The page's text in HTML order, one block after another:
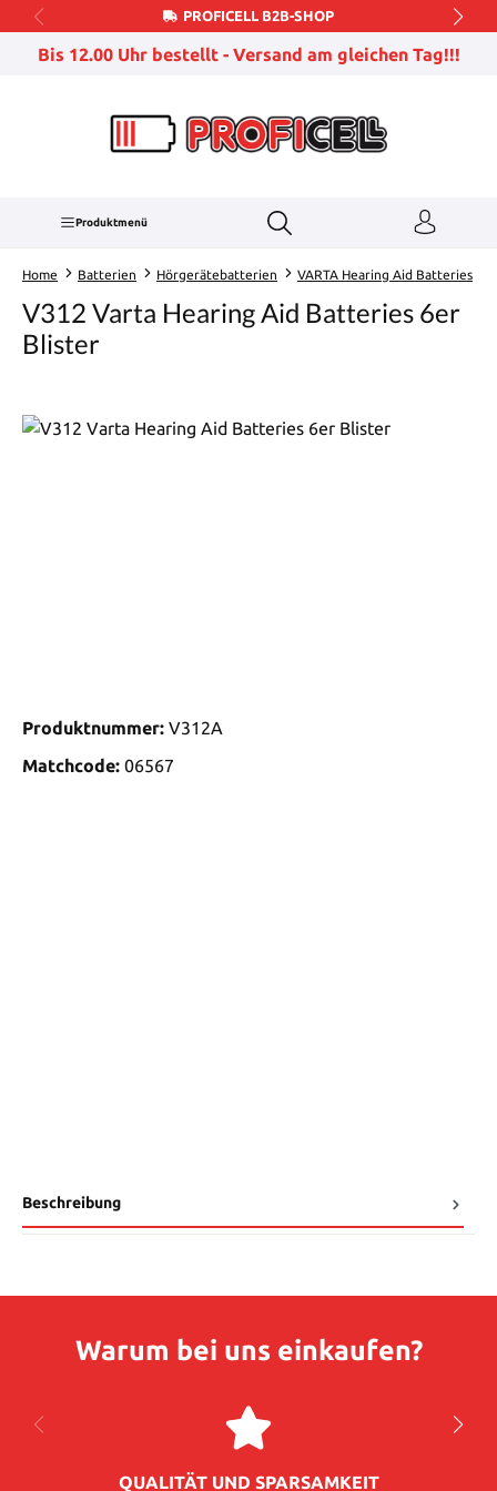
Zum Hauptinhalt springenPROFICELL B2B-SHOP
Bis 12.00 Uhr bestellt - Versand am gleichen Tag!!!
Produktmenü
Home Batterien Hörgerätebatterien VARTA Hearing Aid Batteries
V312 Varta Hearing Aid Batteries 6er
Blister
Produktnummer: V312A
Matchcode: 06567
Beschreibung
Warum bei uns einkaufen?
QUALITÄT UND SPARSAMKEIT